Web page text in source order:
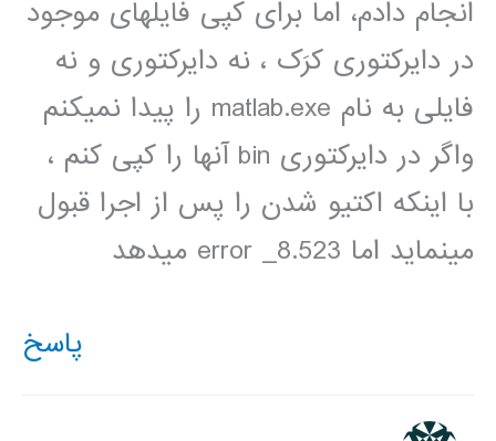
انجام دادم، اما برای کپی فایلهای موجود
در دایرکتوری کرَک ، نه دایرکتوری و نه
فایلی به نام matlab.exe را پیدا نمیکنم
واگر در دایرکتوری bin آنها را کپی کنم ،
با اینکه اکتیو شدن را پس از اجرا قبول
مینماید اما error _8.523 میدهد
پاسخ